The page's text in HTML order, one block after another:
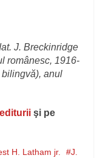
J. Breckinridge
românesc, 1916-
bilingvă), anul
şi pe
H. Latham jr.
J.